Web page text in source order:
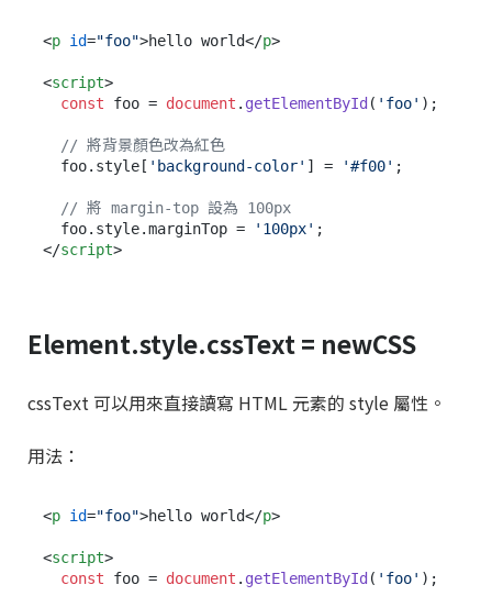
<p id="foo">hello world</p>
<script>
const foo = document . getElementById ( 'foo' );
// 將背景顏色改為紅色
  foo.
style [ 'background-color' ] = '#f00' ;
// 將 margin-top 設為 100px
  foo.
style.marginTop = '100px'
</script>
Element.style.cssText = newCSS
cssText 可以用來直接讀寫 HTML 元素的 style 屬性。
用法：
<p id="foo">hello world</p>
<script>
const foo = document . getElementById ( 'foo' );